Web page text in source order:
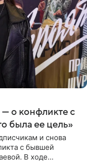
о конфликте с
была ее цель»
и снова
с бывшей
В ходе